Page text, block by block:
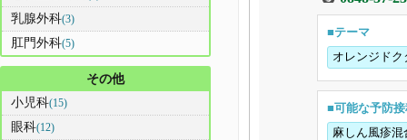
■テーマ
オレンジドク
■可能な予防
麻しん風疹混
乳腺外科(3)
肛門外科(5)
その他
小児科(15)
眼科(12)